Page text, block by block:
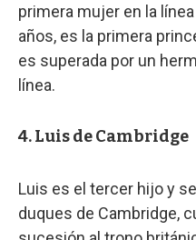
primera mujer en la
años, es la primera
es superada por un
línea.
4. Luis de Cambridge
Luis es el tercer hijo y
duques de Cambridge,